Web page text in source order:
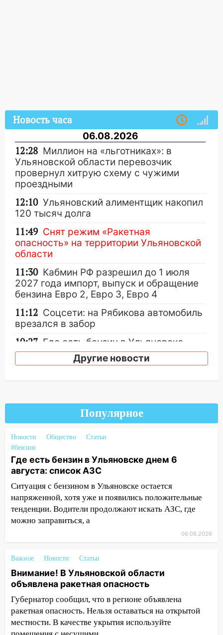
Новость часа
06.08.2026
12:28 Миллион на «льготниках»: в
Ульяновской области перевозчик
провернул хитрую схему с чужими
проездными
12:10 Ульяновский алиментщик накопил
120 тысяч долга
11:49 Снят режим «Ракетная
опасность» на территории Ульяновской
области
11:30 Кабмин РФ разрешил до 1 июля
2027 года импорт, выпуск и обращение
бензина Евро 2, Евро 3, Евро 4
11:12 Соцсети: на Рябикова автомобиль
врезался в забор
10:27 Где есть бензин в Ульяновске
днем 6 августа: список АЗС
10:00 В Старомайнском районе утонул
51-летний мужчина
застрял в тепловозе
09:44 Ульяновские спасатели помогли
юному велосипедисту на улице
Чернышевского
08:21 В Заволжском районе украли два
велосипеда
06:00 Четыре года борьбы: ульяновские
юристы помогли женщине засудить УК
за плесень на стенах
05:00 Кому 6 августа звезды сулят
прибыль, а кому — испытания на
Другие новости
Популярное
Новости Общество
Статьи
#бензин
Где есть бензин в Ульяновске днем 6
августа: список АЗС
Ситуация с бензином в Ульяновске остается
напряженной, хотя уже и появились положительные
тенденции. Водители продолжают искать АЗС, где
можно заправиться, а
06.08.2026
Важное Новости Статьи
Внимание! В Ульяновской области
объявлена ракетная опасность
Губернатор сообщил, что в регионе объявлена
ракетная опасность. Нельзя оставаться на открытой
местности. В качестве укрытия используйте